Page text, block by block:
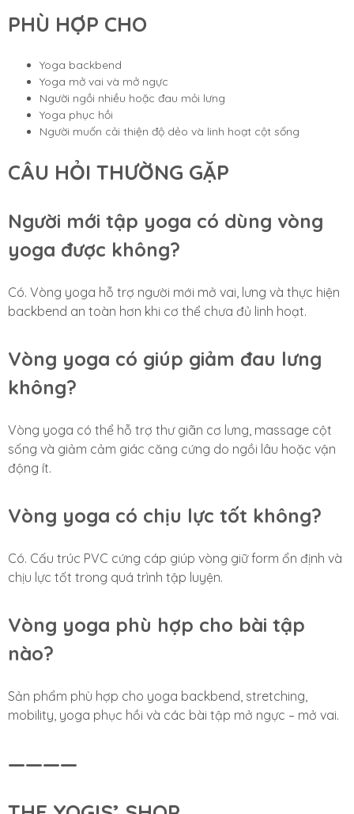
PHÙ HỢP CHO
Yoga backbend
Yoga mở vai và mở ngực
Người ngồi nhiều hoặc đau mỏi lưng
Yoga phục hồi
Người muốn cải thiện độ dẻo và linh hoạt cột sống
CÂU HỎI THƯỜNG GẶP
Người mới tập yoga có dùng vòng
yoga được không?
Có. Vòng yoga hỗ trợ người mới mở vai, lưng và thực hiện
backbend an toàn hơn khi cơ thể chưa đủ linh hoạt.
Vòng yoga có giúp giảm đau lưng
không?
Vòng yoga có thể hỗ trợ thư giãn cơ lưng, massage cột
sống và giảm cảm giác căng cứng do ngồi lâu hoặc vận
động ít.
Vòng yoga có chịu lực tốt không?
Có. Cấu trúc PVC cứng cáp giúp vòng giữ form ổn định và
chịu lực tốt trong quá trình tập luyện.
Vòng yoga phù hợp cho bài tập
nào?
Sản phẩm phù hợp cho yoga backbend, stretching,
mobility, yoga phục hồi và các bài tập mở ngực – mở vai.
————